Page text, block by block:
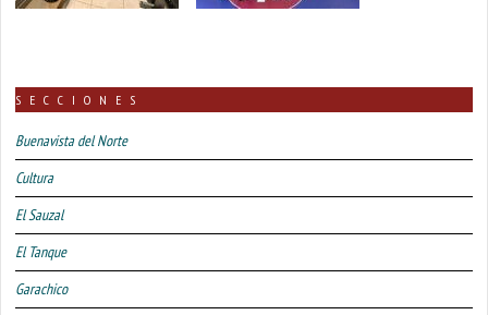
SECCIONES
Buenavista del Norte
Cultura
El Sauzal
El Tanque
Garachico